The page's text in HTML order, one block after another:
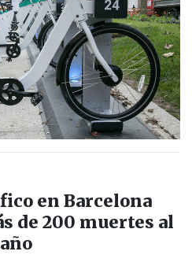
en Barcelona
de 200 muertes al
año